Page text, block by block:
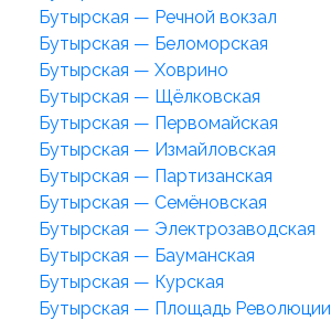
Бутырская — Речной вокзал
Бутырская — Беломорская
Бутырская — Ховрино
Бутырская — Щёлковская
Бутырская — Первомайская
Бутырская — Измайловская
Бутырская — Партизанская
Бутырская — Семёновская
Бутырская — Электрозаводская
Бутырская — Бауманская
Бутырская — Курская
Бутырская — Площадь Революции